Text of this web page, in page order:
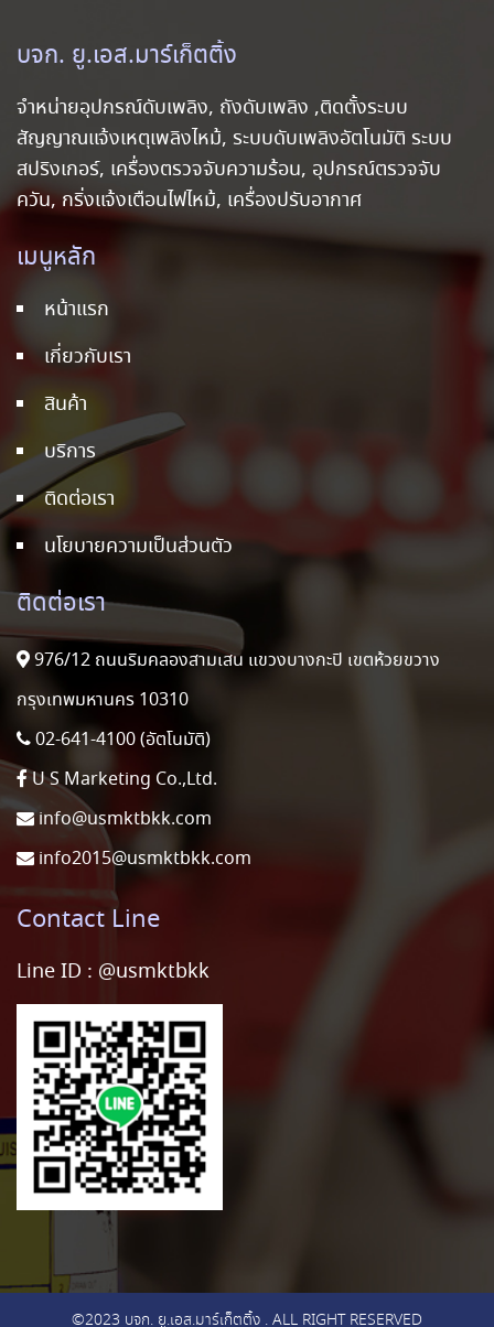
บจก. ยู.เอส.มาร์เก็ตติ้ง
จำหน่ายอุปกรณ์ดับเพลิง, ถังดับเพลิง ,ติดตั้งระบบ
สัญญาณแจ้งเหตุเพลิงไหม้, ระบบดับเพลิงอัตโนมัติ ระบบ
สปริงเกอร์, เครื่องตรวจจับความร้อน, อุปกรณ์ตรวจจับ
ควัน, กริ่งแจ้งเตือนไฟไหม้, เครื่องปรับอากาศ
เมนูหลัก
หน้าแรก
เกี่ยวกับเรา
สินค้า
บริการ
ติดต่อเรา
นโยบายความเป็นส่วนตัว
ติดต่อเรา
976/12 ถนนริมคลองสามเสน แขวงบางกะปิ เขตห้วยขวาง
กรุงเทพมหานคร 10310
02-641-4100 (อัตโนมัติ)
U S Marketing Co.,Ltd.
info@usmktbkk.com
info2015@usmktbkk.com
Contact Line
Line ID : @usmktbkk
©2023 บจก. ยู.เอส.มาร์เก็ตติ้ง . ALL RIGHT RESERVED